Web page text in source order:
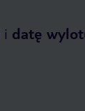
i datę